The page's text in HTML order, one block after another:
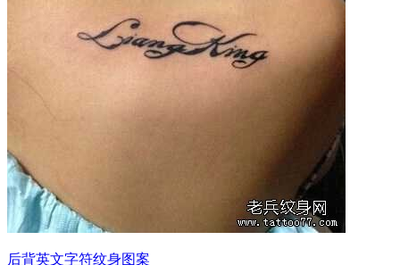
后背英文字符纹身图案